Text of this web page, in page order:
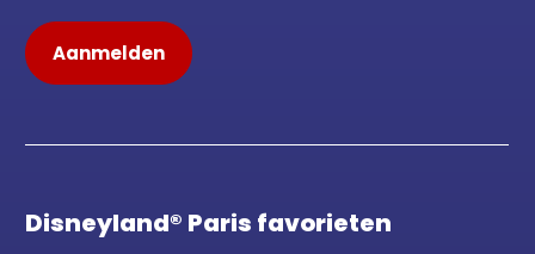
Disneyland® Paris favorieten